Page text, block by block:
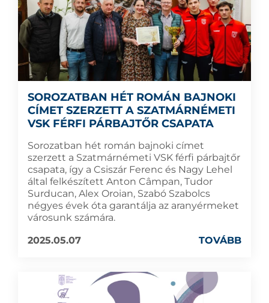
SOROZATBAN HÉT ROMÁN BAJNOKI
CÍMET SZERZETT A SZATMÁRNÉMETI
VSK FÉRFI PÁRBAJTŐR CSAPATA
Sorozatban hét román bajnoki címet
szerzett a Szatmárnémeti VSK férfi párbajtőr
csapata, így a Csiszár Ferenc és Nagy Lehel
által felkészített Anton Câmpan, Tudor
Surducan, Alex Oroian, Szabó Szabolcs
négyes évek óta garantálja az aranyérmeket
városunk számára.
2025.05.07
TOVÁBB